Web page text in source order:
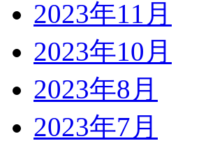
2023年11月
2023年10月
2023年8月
2023年7月